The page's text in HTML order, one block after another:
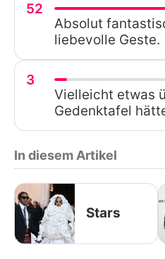
52
Absolut
liebevolle Geste.
3
Vielleicht etwas
Gedenktafel
In diesem Artikel
Stars